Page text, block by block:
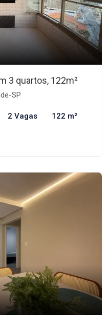
3 quartos, 122m²
SP
2 Vagas 122 m²